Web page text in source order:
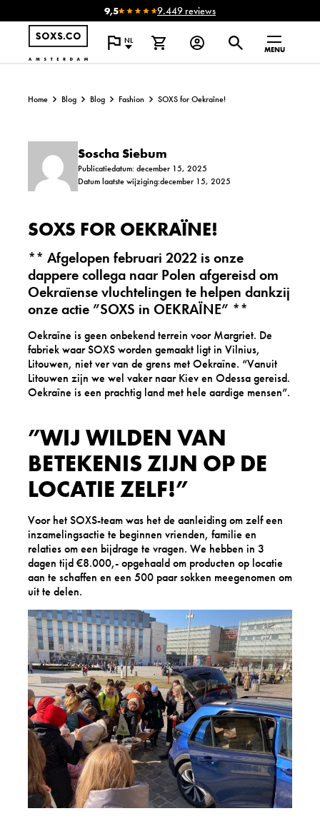
9,5 9.449 reviews
NL
MENU
Home Blog Blog Fashion SOXS for Oekraïne!
Soscha Siebum
Publicatiedatum: december 15, 2025
Datum laatste wijziging:december 15, 2025
SOXS FOR OEKRAÏNE!
** Afgelopen februari 2022 is onze
dappere collega naar Polen afgereisd om
Oekraïense vluchtelingen te helpen dankzij
onze actie ”SOXS in OEKRAÏNE” **
Oekraïne is geen onbekend terrein voor Margriet. De
fabriek waar SOXS worden gemaakt ligt in Vilnius,
Litouwen, niet ver van de grens met Oekraïne. “Vanuit
Litouwen zijn we wel vaker naar Kiev en Odessa gereisd.
Oekraïne is een prachtig land met hele aardige mensen”.
”WIJ WILDEN VAN
BETEKENIS ZIJN OP DE
LOCATIE ZELF!”
Voor het SOXS-team was het de aanleiding om zelf een
inzamelingsactie te beginnen vrienden, familie en
relaties om een bijdrage te vragen. We hebben in 3
dagen tijd €8.000,- opgehaald om producten op locatie
aan te schaffen en een 500 paar sokken meegenomen om
uit te delen.